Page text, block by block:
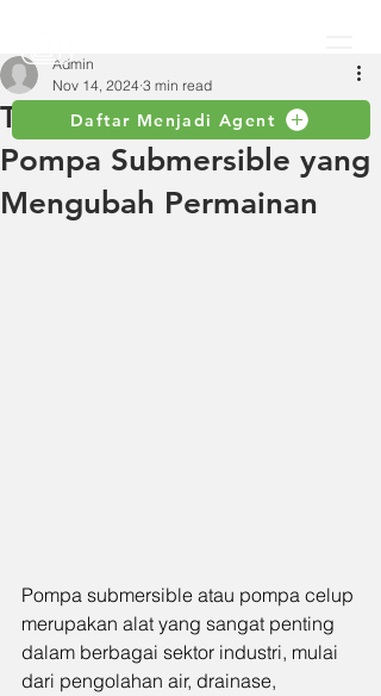
Daftar Menjadi Agent
Teknologi Mutakhir pada
Pompa Submersible yang
Mengubah Permainan
Admin
Nov 14, 2024 3 min read
Pompa submersible atau pompa celup
merupakan alat yang sangat penting
dalam berbagai sektor industri, mulai
dari pengolahan air, drainase,